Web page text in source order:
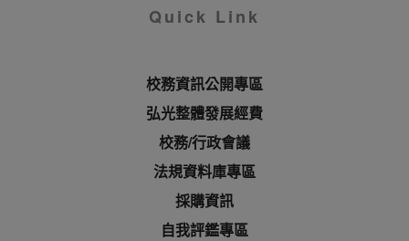
Quick Link
校務資訊公開專區
弘光整體發展經費
校務/行政會議
法規資料庫專區
採購資訊
自我評鑑專區